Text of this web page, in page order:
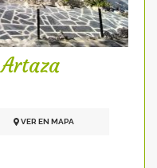
VER EN MAPA